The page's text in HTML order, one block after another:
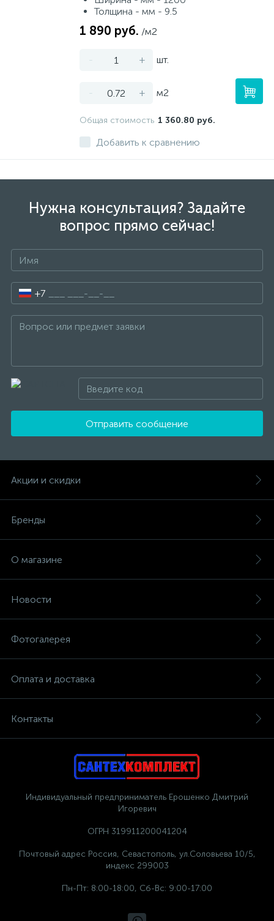
Толщина - мм - 9.5
1 890 руб. /м2
- + шт.
- + м2
Общая стоимость 1 360.80 руб.
Добавить к сравнению
Нужна консультация? Задайте
вопрос прямо сейчас!
+7
Отправить сообщение
Акции и скидки
Бренды
О магазине
Новости
Фотогалерея
Оплата и доставка
Контакты
Индивидуальный предприниматель Ерошенко Дмитрий
Игоревич
ОГРН 319911200041204
Почтовый адрес Россия, Севастополь, ул.Соловьева 10/5,
индекс 299003
Пн-Пт: 8:00-18:00, Сб-Вс: 9:00-17:00